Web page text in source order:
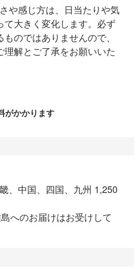
や感じ方は、日当たりや気
て大きく変化します。必ず
のではありませんので、
解とご了承をお願いいた
がかかります
、中国、四国、九州 1,250
へのお届けはお受けして